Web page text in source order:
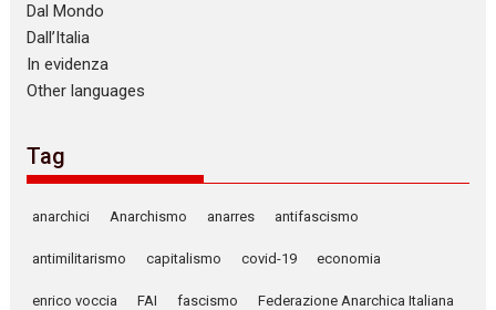
Dal Mondo
Dall’Italia
In evidenza
Other languages
Tag
anarchici Anarchismo anarres antifascismo
antimilitarismo capitalismo covid-19 economia
enrico voccia FAI fascismo Federazione Anarchica Italiana